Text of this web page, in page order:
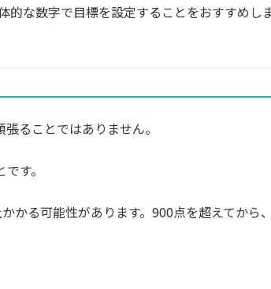
的な数字で目標を設定することをおすすめし
ることではありません。
す。
かる可能性があります。900点を超えてから